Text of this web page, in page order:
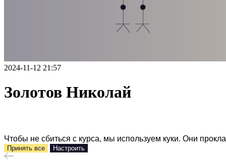
2024-11-12 21:57
Золотов Николай
Чтобы не сбиться с курса, мы используем куки. Они
Принять все Настроить